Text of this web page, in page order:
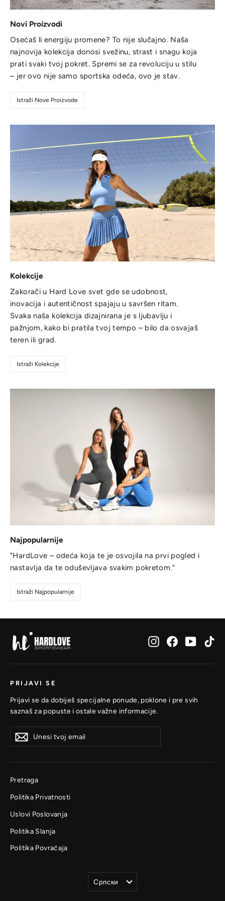
Novi Proizvodi
Osećaš li energiju promene? To nije slučajno. Naša
najnovija kolekcija donosi svežinu, strast i snagu koja
prati svaki tvoj pokret. Spremi se za revoluciju u stilu
– jer ovo nije samo sportska odeća, ovo je stav.
Istraži Nove Proizvode
Kolekcije
Zakorači u Hard Love svet gde se udobnost,
inovacija i autentičnost spajaju u savršen ritam.
Svaka naša kolekcija dizajnirana je s ljubavlju i
pažnjom, kako bi pratila tvoj tempo – bilo da osvajaš
teren ili grad.
Istraži Kolekcije
Najpopularnije
"HardLove – odeća koja te je osvojila na prvi pogled i
nastavlja da te oduševljava svakim pokretom."
Istraži Najpopularnije
InstagramFacebook
PRIJAVI SE
Prijavi se da dobiješ specijalne ponude, poklone i pre svih
saznaš za popuste i ostale važne informacije.
tvoj
se
Prijavi
se
Pretraga
Politika Privatnosti
Uslovi Poslovanja
Politika Slanja
Politika Povraćaja
Jezik
Српски